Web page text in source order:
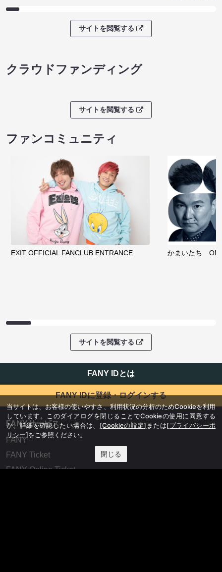
サイトを閲覧する
クラウドファンディング
サイトを閲覧する
ファンコミュニティ
EXIT OFFICIAL FANCLUB ENTRANCE かまいたち
サイトを閲覧する
FANY IDとは
FANY IDに登録・ログインする
FANYサービス
FANY
FANY Ticket
FANY Online Ticket
当サイトは、お客様の使いやすさ、利用状況の分析のためCookieを利用
しています。このダイアログを閉じることでCookieの使用に同意する
か、詳細を確認したい場合は、 [Cookieの設定] または[プライバシーポ
リシー]をご参照ください。
閉じる